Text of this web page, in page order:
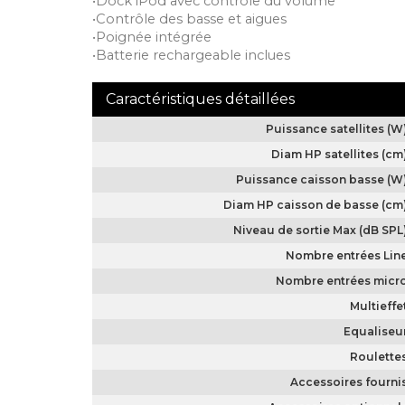
•Contrôle des basse et aigues
•Poignée intégrée
•Batterie rechargeable inclues
Puissance satellites
Diam HP satellites
Puissance caisson basse
Diam HP caisson de basse
Niveau de sortie Max (dB
Nombre entrées
Nombre entrées
Accessoires